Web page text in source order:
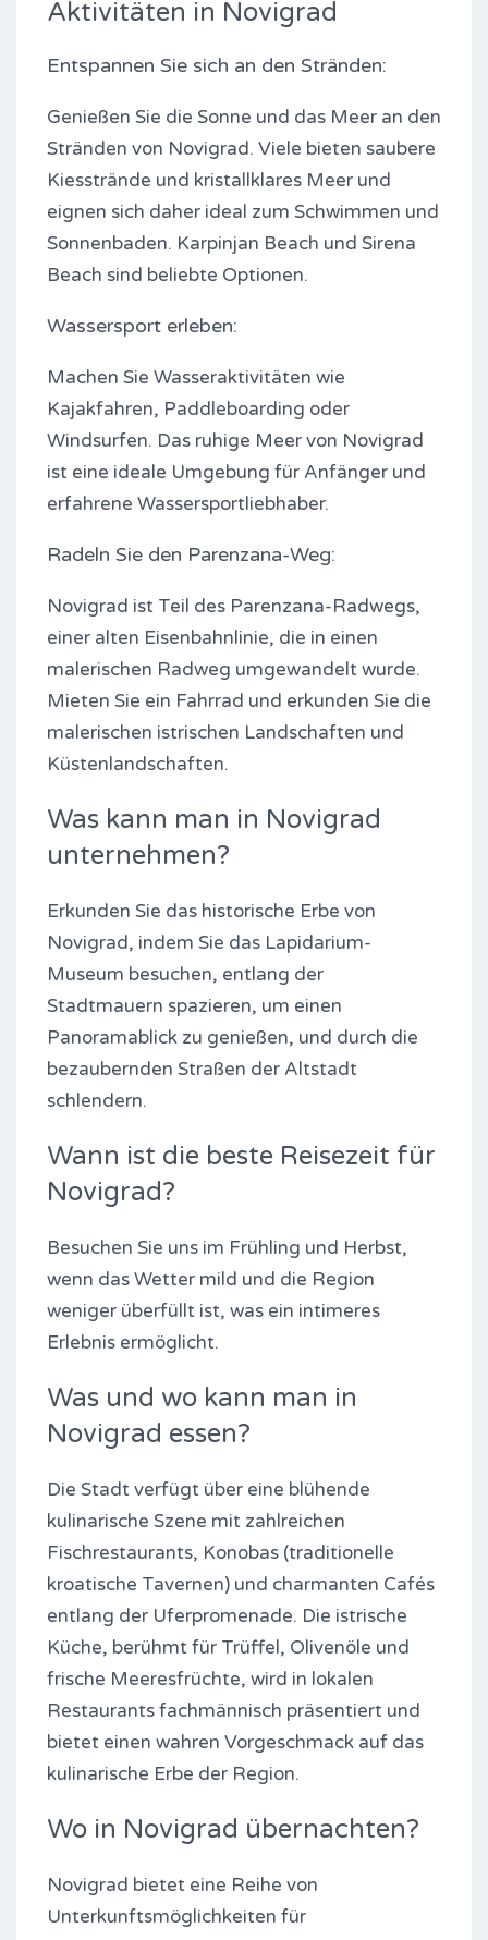
Aktivitäten in Novigrad
Entspannen Sie sich an den Stränden:
Genießen Sie die Sonne und das Meer an den
Stränden von Novigrad. Viele bieten saubere
Kiesstrände und kristallklares Meer und
eignen sich daher ideal zum Schwimmen und
Sonnenbaden. Karpinjan Beach und Sirena
Beach sind beliebte Optionen.
Wassersport erleben:
Machen Sie Wasseraktivitäten wie
Kajakfahren, Paddleboarding oder
Windsurfen. Das ruhige Meer von Novigrad
ist eine ideale Umgebung für Anfänger und
erfahrene Wassersportliebhaber.
Radeln Sie den Parenzana-Weg:
Novigrad ist Teil des Parenzana-Radwegs,
einer alten Eisenbahnlinie, die in einen
malerischen Radweg umgewandelt wurde.
Mieten Sie ein Fahrrad und erkunden Sie die
malerischen istrischen Landschaften und
Küstenlandschaften.
Was kann man in Novigrad
unternehmen?
Erkunden Sie das historische Erbe von
Novigrad, indem Sie das Lapidarium-
Museum besuchen, entlang der
Stadtmauern spazieren, um einen
Panoramablick zu genießen, und durch die
bezaubernden Straßen der Altstadt
schlendern.
Wann ist die beste Reisezeit für
Novigrad?
Besuchen Sie uns im Frühling und Herbst,
wenn das Wetter mild und die Region
weniger überfüllt ist, was ein intimeres
Erlebnis ermöglicht.
Was und wo kann man in
Novigrad essen?
Die Stadt verfügt über eine blühende
kulinarische Szene mit zahlreichen
Fischrestaurants, Konobas (traditionelle
kroatische Tavernen) und charmanten Cafés
entlang der Uferpromenade. Die istrische
Küche, berühmt für Trüffel, Olivenöle und
frische Meeresfrüchte, wird in lokalen
Restaurants fachmännisch präsentiert und
bietet einen wahren Vorgeschmack auf das
kulinarische Erbe der Region.
Wo in Novigrad übernachten?
Novigrad bietet eine Reihe von
Unterkunftsmöglichkeiten für